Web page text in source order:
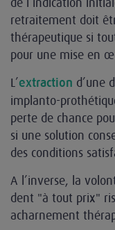
retraitement doit
thérapeutique si
pour une mise en
L’extraction d’une
implanto-
perte de chance
si une solution
des conditions
A l’inverse, la
dent "à tout prix"
acharnement